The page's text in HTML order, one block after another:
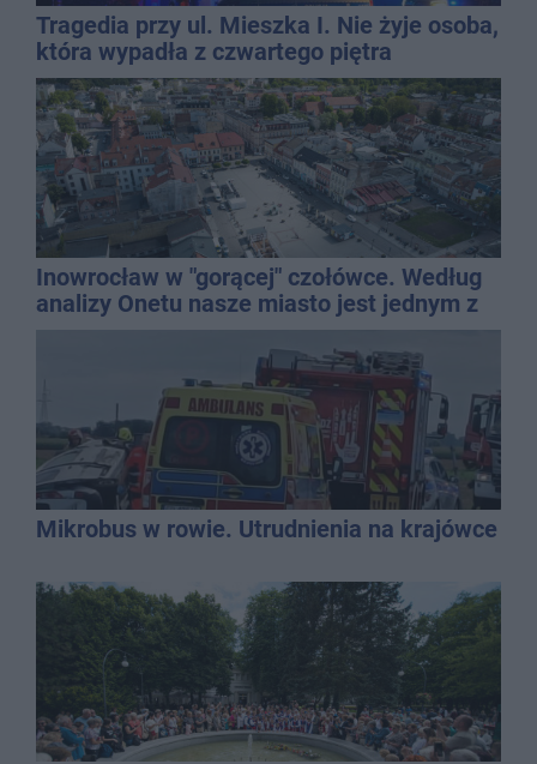
Tragedia przy ul. Mieszka I. Nie żyje osoba,
która wypadła z czwartego piętra
Inowrocław w "gorącej" czołówce. Według
analizy Onetu nasze miasto jest jednym z
najbardziej narażonych na upały
Mikrobus w rowie. Utrudnienia na krajówce